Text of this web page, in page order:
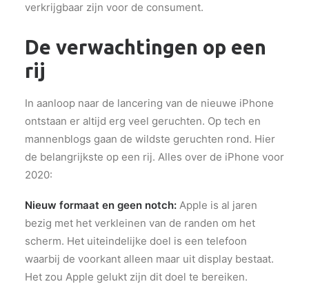
verkrijgbaar zijn voor de consument.
De verwachtingen op een
rij
In aanloop naar de lancering van de nieuwe iPhone
ontstaan er altijd erg veel geruchten. Op tech en
mannenblogs gaan de wildste geruchten rond. Hier
de belangrijkste op een rij. Alles over de iPhone voor
2020:
Nieuw formaat en geen notch: Apple is al jaren
bezig met het verkleinen van de randen om het
scherm. Het uiteindelijke doel is een telefoon
waarbij de voorkant alleen maar uit display bestaat.
Het zou Apple gelukt zijn dit doel te bereiken.